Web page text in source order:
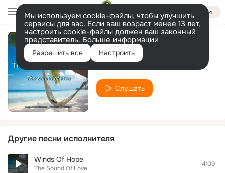
Войти
Мы используем cookie-файлы, чтобы улучшить
сервисы для вас. Если ваш возраст менее 13 лет,
настроить cookie-файлы должен ваш законный
представитель. Больше информации
Разрешить все Настроить
Love Lovers
Слушать
Другие песни исполнителя
Winds Of Hope
The Sound Of Love
4:09